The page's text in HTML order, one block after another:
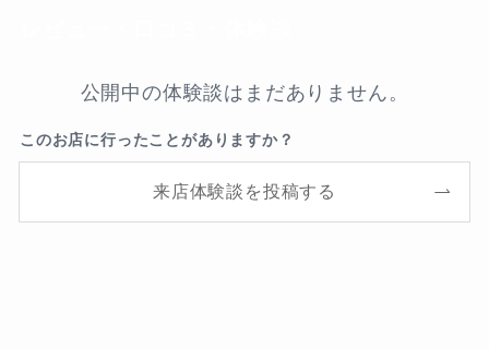
公開中の体験談はまだありません。
このお店に行ったことがありますか？
来店体験談を投稿する